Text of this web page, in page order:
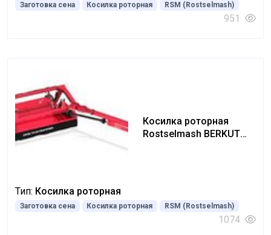
Заготовка сена Косилка роторная RSM (Rostselmash)
951
Косилка роторная
Rostselmash BERKUT
Тип: Косилка роторная
Заготовка сена Косилка роторная RSM (Rostselmash)
1074